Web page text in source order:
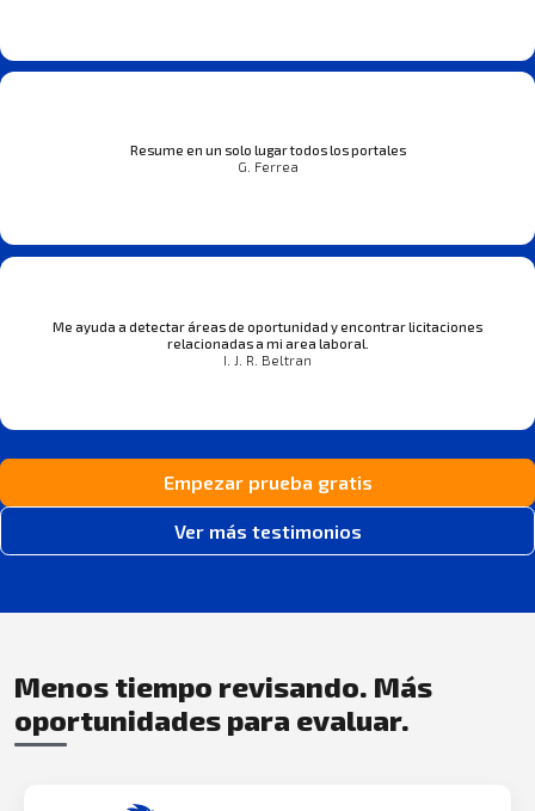
Resume en un solo lugar todos los portales
G. Ferrea
Me ayuda a detectar áreas de oportunidad y encontrar licitaciones
relacionadas a mi area laboral.
I. J. R. Beltran
Empezar prueba gratis
Ver más testimonios
Menos tiempo revisando. Más
oportunidades para evaluar.